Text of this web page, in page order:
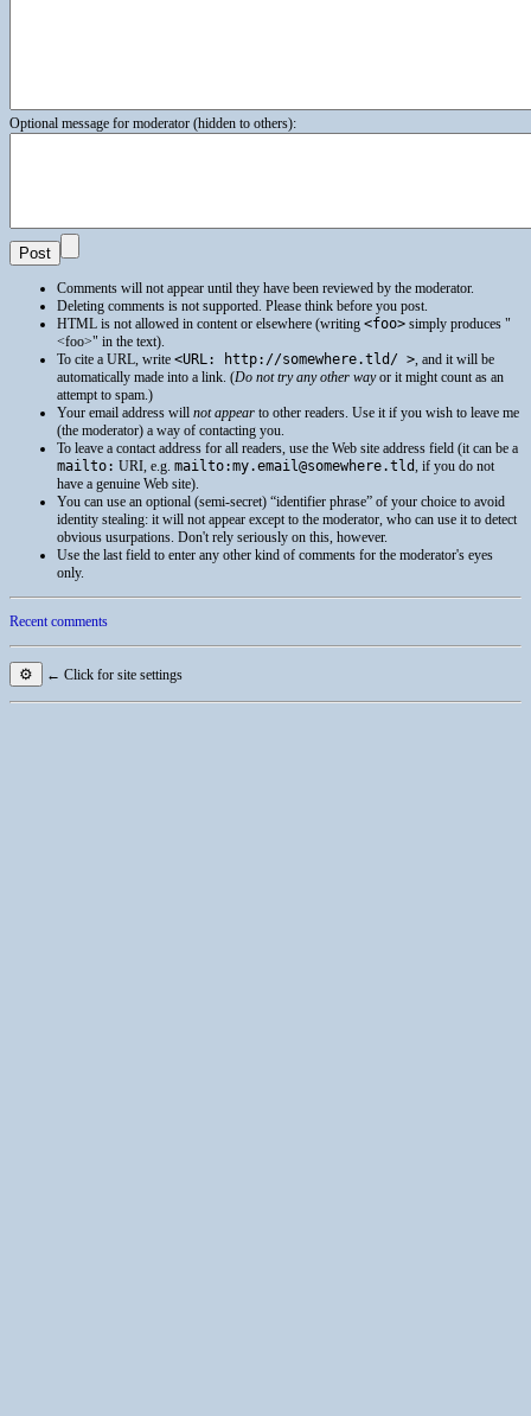
Optional message for moderator (hidden to others):
Comments will not appear until they have been reviewed by the moderator.
Deleting comments is not supported. Please think before you post.
HTML is not allowed in content or elsewhere (writing <foo> simply produces
<foo>
in the text).
To cite a URL , write <URL: http://somewhere.tld/ > , and it will be
automatically made into a link. (Do not try any other wayor it might count as an
attempt to spam.)
Your email address will not appear to other readers. Use it if you wish to leave me
(the moderator) a way of contacting you.
To leave a contact address for all readers, use the Web site address field (it can be a
mailto: URI , e.g. mailto:my.email@somewhere.tld , if you do not
have a genuine Web site).
You can use an optional (semi-secret) “identifier phrase” of your choice to avoid
identity stealing: it will not appear except to the moderator, who can use it to detect
obvious usurpations. Don't rely seriously on this, however.
Use the last field to enter any other kind of comments for the moderator's eyes
only.
Recent comments
⚙ ← Click for site settings